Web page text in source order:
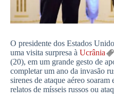
O presidente dos Estados
uma visita surpresa à Ucrânia
(20), em um grande gesto de
completar um ano da invasão
sirenes de ataque aéreo
relatos de mísseis russos ou